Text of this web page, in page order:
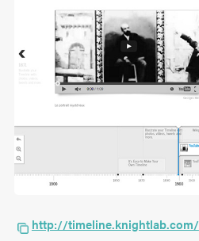
http://timeline.knightlab.com/